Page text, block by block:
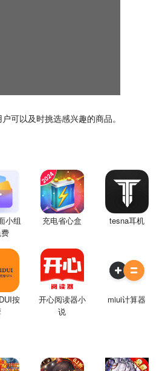
可以及时挑选感兴趣的商品。
小组
充电省心盒 tesna耳机
按
开心阅读器小
说
miui计算器